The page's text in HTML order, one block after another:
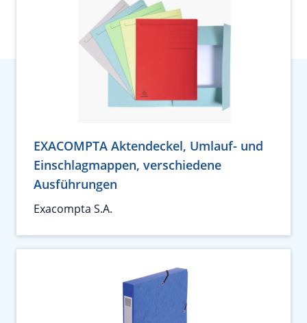
EXACOMPTA Aktendeckel, Umlauf- und
Einschlagmappen, verschiedene
Ausführungen
Exacompta S.A.